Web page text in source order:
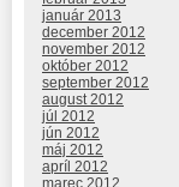
január 2013
december 2012
november 2012
október 2012
september 2012
august 2012
júl 2012
jún 2012
máj 2012
apríl 2012